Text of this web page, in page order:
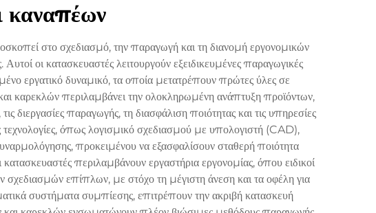
καναπέων
στο σχεδιασμό, την παραγωγή και τη διανομή εργονομικών
οι κατασκευαστές λειτουργούν εξειδικευμένες παραγωγικές
εργατικό δυναμικό, τα οποία μετατρέπουν πρώτες ύλες σε
και καρεκλών περιλαμβάνει την ολοκληρωμένη ανάπτυξη προϊόντων,
διεργασίες παραγωγής, τη διασφάλιση ποιότητας και τις υπηρεσίες
όπως λογισμικό σχεδιασμού με υπολογιστή (CAD),
προκειμένου να εξασφαλίσουν σταθερή ποιότητα
περιλαμβάνουν εργαστήρια εργονομίας, όπου ειδικοί
σχεδιασμών επίπλων, με στόχο τη μέγιστη άνεση και τα οφέλη για
συστήματα συμπίεσης, επιτρέπουν την ακριβή κατασκευή